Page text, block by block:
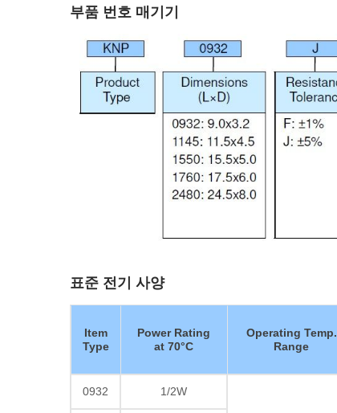
부품 번호 매기기
표준 전기 사양
Item
Type
Power Rating
at 70°C
Operating Temp.
Range
0932 1/2W